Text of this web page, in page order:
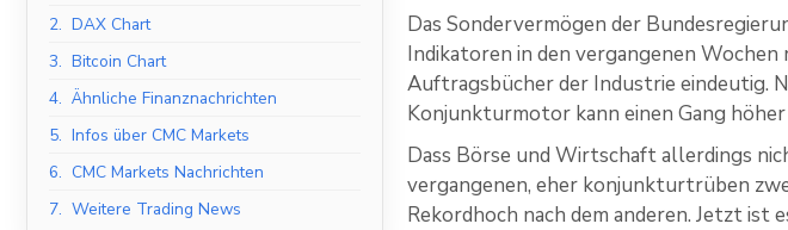
2. DAX Chart
3. Bitcoin Chart
4. Ähnliche Finanznachrichten
5. Infos über CMC Markets
6. CMC Markets Nachrichten
7. Weitere Trading News
Das Sondervermögen der
Indikatoren in den vergangenen
Auftragsbücher der Industrie eindeutig.
Konjunkturmotor kann einen Gang
Dass Börse und Wirtschaft allerdings
vergangenen, eher konjunkturtrüben
Rekordhoch nach dem anderen. Jetzt ist